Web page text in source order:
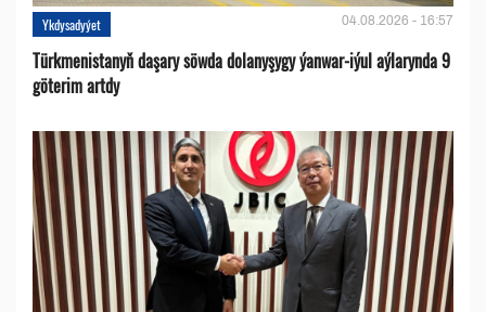
Ykdysadyýet 04.08.2026 - 16:57
Türkmenistanyň daşary söwda dolanyşygy ýanwar-iýul aýlarynda 9
göterim artdy